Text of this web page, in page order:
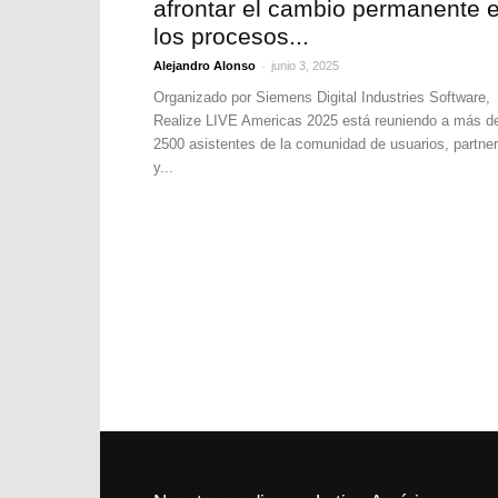
afrontar el cambio permanente
los procesos...
Alejandro Alonso - junio 3, 2025
Organizado por Siemens Digital Industries Software,
Realize LIVE Americas 2025 está reuniendo a más
2500 asistentes de la comunidad de usuarios,
y...